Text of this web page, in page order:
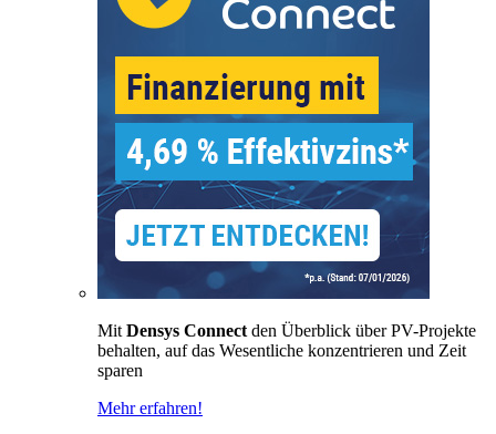
Mit Densys Connect den Überblick über PV-Projekte
behalten, auf das Wesentliche konzentrieren und Zeit
sparen
Mehr erfahren!